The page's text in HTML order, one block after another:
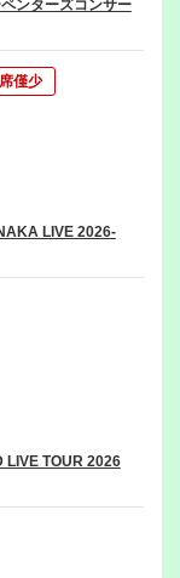
ンターズコンサー
僅少
LIVE 2026-
LIVE TOUR 2026